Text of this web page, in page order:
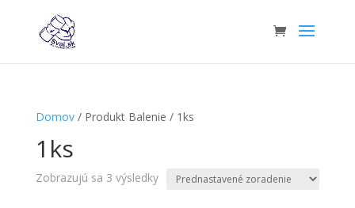
Domov/ Produkt Balenie / 1ks
1ks
Zobrazujú sa 3 výsledky